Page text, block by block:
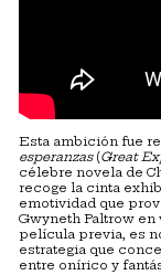
Esta ambición fue
esperanzas(Great
célebre novela de
recoge la cinta
emotividad que
Gwyneth Paltrow
película previa, es
estrategia que
entre onírico y